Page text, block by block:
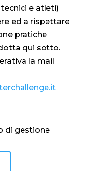
e atleti)
ed a rispettare
pratiche
qui sotto.
la mail
di gestione